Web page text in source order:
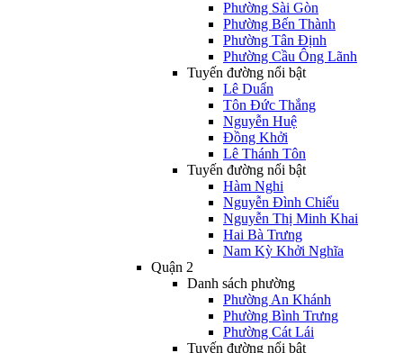
Phường Sài Gòn
Phường Bến Thành
Phường Tân Định
Phường Cầu Ông Lãnh
Tuyến đường nổi bật
Lê Duẩn
Tôn Đức Thắng
Nguyễn Huệ
Đồng Khởi
Lê Thánh Tôn
Tuyến đường nổi bật
Hàm Nghi
Nguyễn Đình Chiểu
Nguyễn Thị Minh Khai
Hai Bà Trưng
Nam Kỳ Khởi Nghĩa
Quận 2
Danh sách phường
Phường An Khánh
Phường Bình Trưng
Phường Cát Lái
Tuyến đường nổi bật